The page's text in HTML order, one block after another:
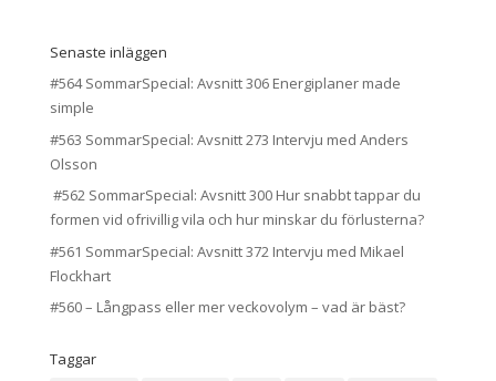
Senaste inläggen
#564 SommarSpecial: Avsnitt 306 Energiplaner made
simple
#563 SommarSpecial: Avsnitt 273 Intervju med Anders
Olsson
#562 SommarSpecial: Avsnitt 300 Hur snabbt tappar du
formen vid ofrivillig vila och hur minskar du förlusterna?
#561 SommarSpecial: Avsnitt 372 Intervju med Mikael
Flockhart
#560 – Långpass eller mer veckovolym – vad är bäst?
Taggar